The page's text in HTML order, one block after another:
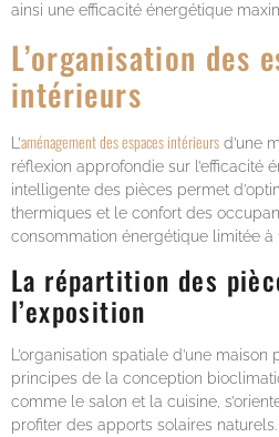
ainsi une efficacité énergétique
L’organisation des
intérieurs
L’aménagement des espaces intérieurs d’une
réflexion approfondie sur l’efficacité
intelligente des pièces permet
thermiques et le confort des
consommation énergétique limitée à
La répartition des
l’exposition
L’organisation spatiale d’une maison
principes de la conception
comme le salon et la cuisine,
profiter des apports solaires